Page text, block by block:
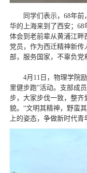
同学们表示，68年
华的上海来到了西安；
体会到老前辈从黄浦江畔
党员，作为西迁精神新
部，服务国家，不辜负党
4月11日，物理学院
里健步跑”活动。支部成
步，大家步伐一致，整齐
貌。“文明其精神，野蛮
上的姿态，争做新时代青